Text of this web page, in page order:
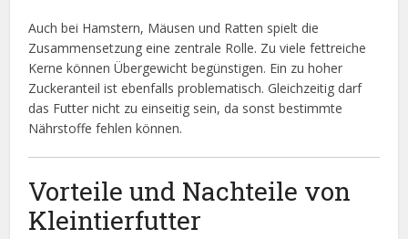
Auch bei Hamstern, Mäusen und Ratten spielt die
Zusammensetzung eine zentrale Rolle. Zu viele fettreiche
Kerne können Übergewicht begünstigen. Ein zu hoher
Zuckeranteil ist ebenfalls problematisch. Gleichzeitig darf
das Futter nicht zu einseitig sein, da sonst bestimmte
Nährstoffe fehlen können.
Vorteile und Nachteile von
Kleintierfutter